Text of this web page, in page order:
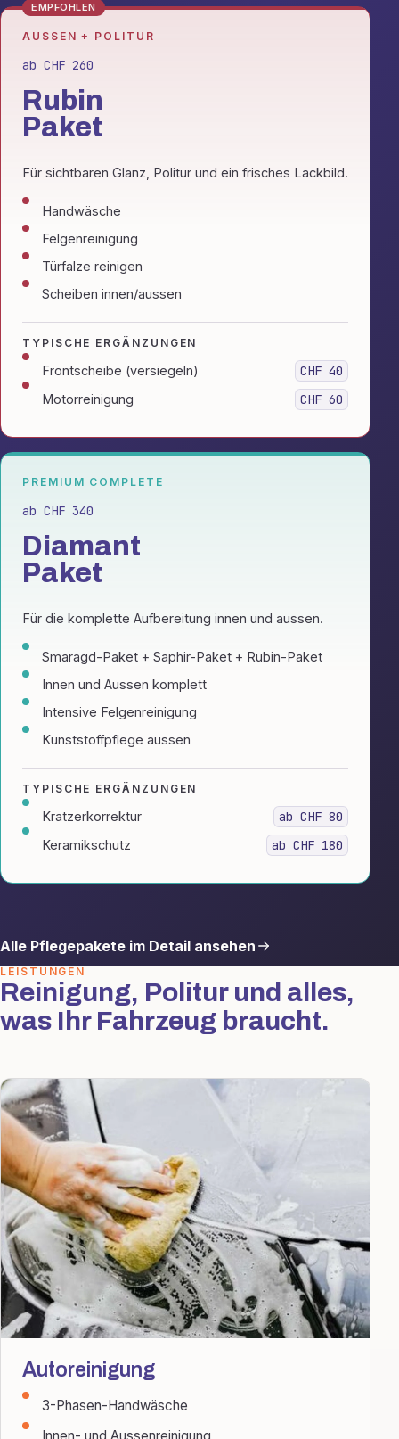
EMPFOHLEN
AUSSEN + POLITUR
ab CHF 260
Rubin
Paket
Für sichtbaren Glanz, Politur und ein frisches Lackbild.
Handwäsche
Felgenreinigung
Türfalze reinigen
Scheiben innen/aussen
TYPISCHE ERGÄNZUNGEN
Frontscheibe (versiegeln) CHF 40
Motorreinigung CHF 60
PREMIUM COMPLETE
ab CHF 340
Diamant
Paket
Für die komplette Aufbereitung innen und aussen.
Smaragd-Paket + Saphir-Paket + Rubin-Paket
Innen und Aussen komplett
Intensive Felgenreinigung
Kunststoffpflege aussen
TYPISCHE ERGÄNZUNGEN
Kratzerkorrektur ab CHF 80
Keramikschutz ab CHF 180
Alle Pflegepakete im Detail ansehen
LEISTUNGEN
Reinigung, Politur und alles,
was Ihr Fahrzeug braucht.
Autoreinigung
3-Phasen-Handwäsche